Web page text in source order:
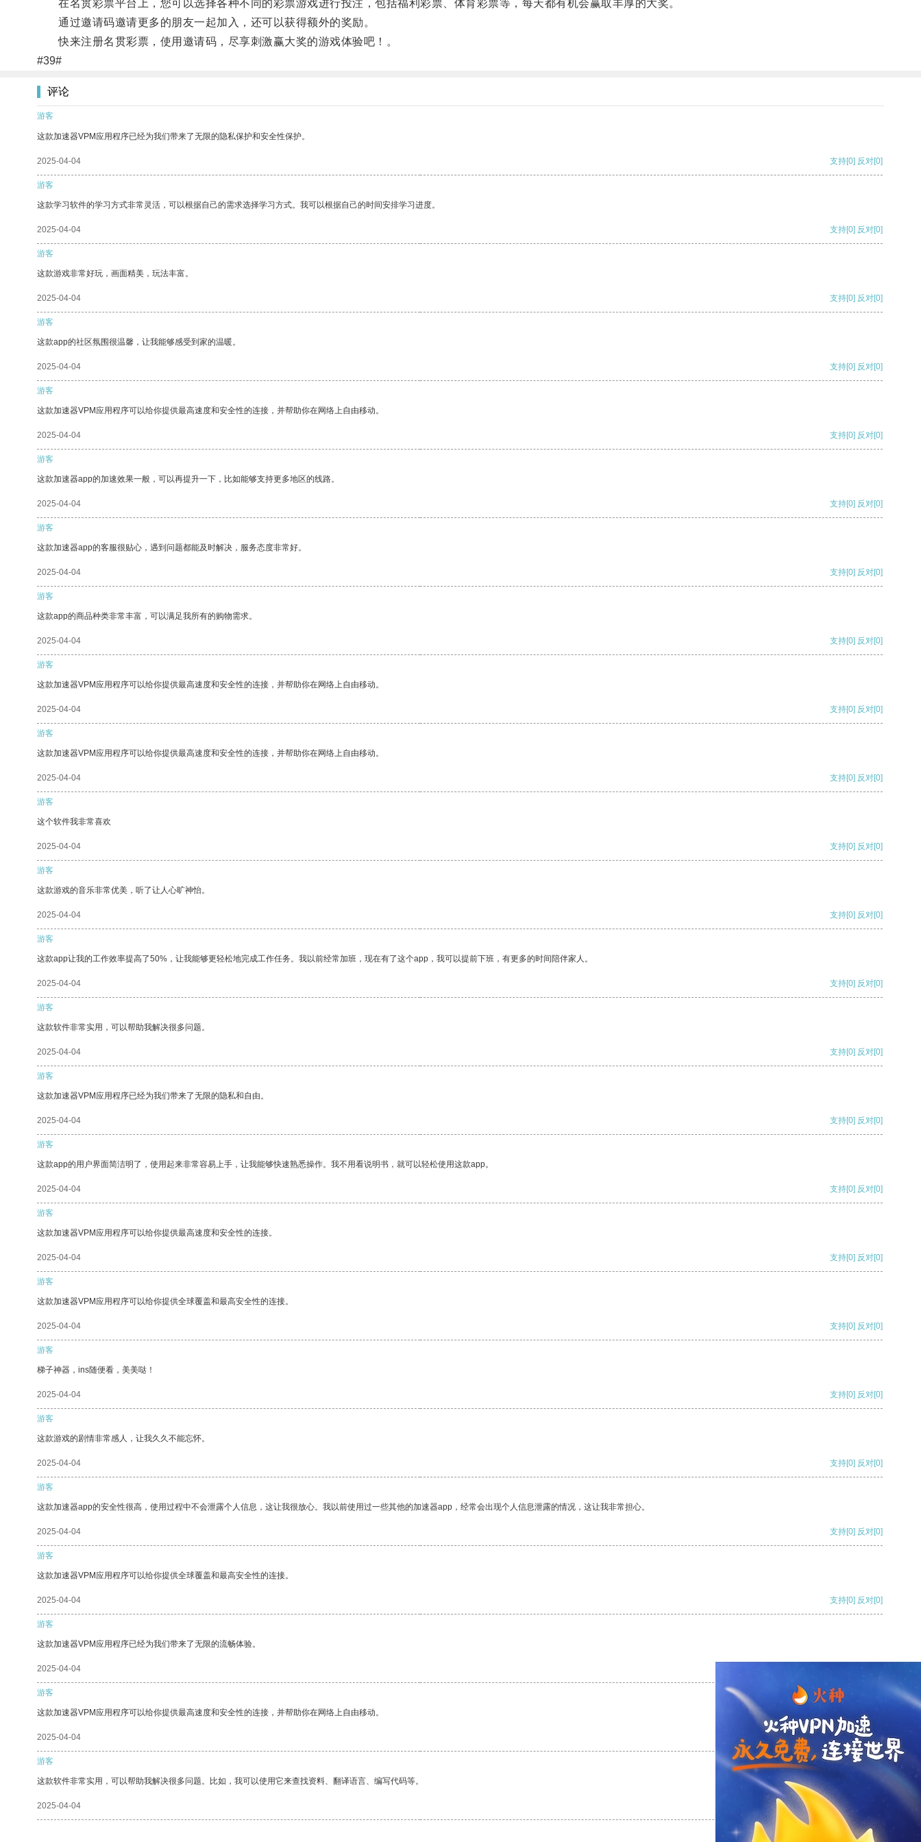
在名贯彩票平台上，您可以选择各种不同的彩票游戏进行投注，包括福利彩票、体育彩票等，每天都有机会赢取丰厚的大奖。
通过邀请码邀请更多的朋友一起加入，还可以获得额外的奖励。
快来注册名贯彩票，使用邀请码，尽享刺激赢大奖的游戏体验吧！。
#39#
评论
游客
这款加速器VPM应用程序已经为我们带来了无限的隐私保护和安全性保护。
2025-04-04 支持[0] 反对[0]
游客
这款学习软件的学习方式非常灵活，可以根据自己的需求选择学习方式。我可以根据自己的时间安排学习进度。
2025-04-04 支持[0] 反对[0]
游客
这款游戏非常好玩，画面精美，玩法丰富。
2025-04-04 支持[0] 反对[0]
游客
这款app的社区氛围很温馨，让我能够感受到家的温暖。
2025-04-04 支持[0] 反对[0]
游客
这款加速器VPM应用程序可以给你提供最高速度和安全性的连接，并帮助你在网络上自由移动。
2025-04-04 支持[0] 反对[0]
游客
这款加速器app的加速效果一般，可以再提升一下，比如能够支持更多地区的线路。
2025-04-04 支持[0] 反对[0]
游客
这款加速器app的客服很贴心，遇到问题都能及时解决，服务态度非常好。
2025-04-04 支持[0] 反对[0]
游客
这款app的商品种类非常丰富，可以满足我所有的购物需求。
2025-04-04 支持[0] 反对[0]
游客
这款加速器VPM应用程序可以给你提供最高速度和安全性的连接，并帮助你在网络上自由移动。
2025-04-04 支持[0] 反对[0]
游客
这款加速器VPM应用程序可以给你提供最高速度和安全性的连接，并帮助你在网络上自由移动。
2025-04-04 支持[0] 反对[0]
游客
这个软件我非常喜欢
2025-04-04 支持[0] 反对[0]
游客
这款游戏的音乐非常优美，听了让人心旷神怡。
2025-04-04 支持[0] 反对[0]
游客
这款app让我的工作效率提高了50%，让我能够更轻松地完成工作任务。我以前经常加班，现在有了这个app，我可以提前下班，有更多的时间陪伴家人。
2025-04-04 支持[0] 反对[0]
游客
这款软件非常实用，可以帮助我解决很多问题。
2025-04-04 支持[0] 反对[0]
游客
这款加速器VPM应用程序已经为我们带来了无限的隐私和自由。
2025-04-04 支持[0] 反对[0]
游客
这款app的用户界面简洁明了，使用起来非常容易上手，让我能够快速熟悉操作。我不用看说明书，就可以轻松使用这款app。
2025-04-04 支持[0] 反对[0]
游客
这款加速器VPM应用程序可以给你提供最高速度和安全性的连接。
2025-04-04 支持[0] 反对[0]
游客
这款加速器VPM应用程序可以给你提供全球覆盖和最高安全性的连接。
2025-04-04 支持[0] 反对[0]
游客
梯子神器，ins随便看，美美哒！
2025-04-04 支持[0] 反对[0]
游客
这款游戏的剧情非常感人，让我久久不能忘怀。
2025-04-04 支持[0] 反对[0]
游客
这款加速器app的安全性很高，使用过程中不会泄露个人信息，这让我很放心。我以前使用过一些其他的加速器app，经常会出现个人信息泄露的情况，这让我非常担心。
2025-04-04 支持[0] 反对[0]
游客
这款加速器VPM应用程序可以给你提供全球覆盖和最高安全性的连接。
2025-04-04 支持[0] 反对[0]
游客
这款加速器VPM应用程序已经为我们带来了无限的流畅体验。
2025-04-04
游客
这款加速器VPM应用程序可以给你提供最高速度和安全性的连接，并帮助你在网络上自由移动。
2025-04-04 支持 [0] 反对 [0]
游客
这款软件非常实用，可以帮助我解决很多问题。比如，我可以使用它来查找资料、翻译语言、编写代码等。
2025-04-04 支持